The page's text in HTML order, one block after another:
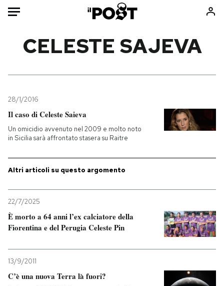
Mondo
Politica
Tecnologia
Internet
Scienza
Cultura
Sport
Storie/Idee
Ok Boomer!
Media
NEWSLETTER
CELESTE SAJEVA
28/1/2016
Il caso di Celeste Saieva
Un omicidio avvenuto nel 2009 e molto noto
in Sicilia sarà affrontato stasera su Raitre
Altri articoli su questo argomento
22/7/2025
È morto a 64 anni l’ex calciatore della
Fiorentina e del Perugia Celeste Pin
13/9/2011
C’è una nuova Terra là fuori?